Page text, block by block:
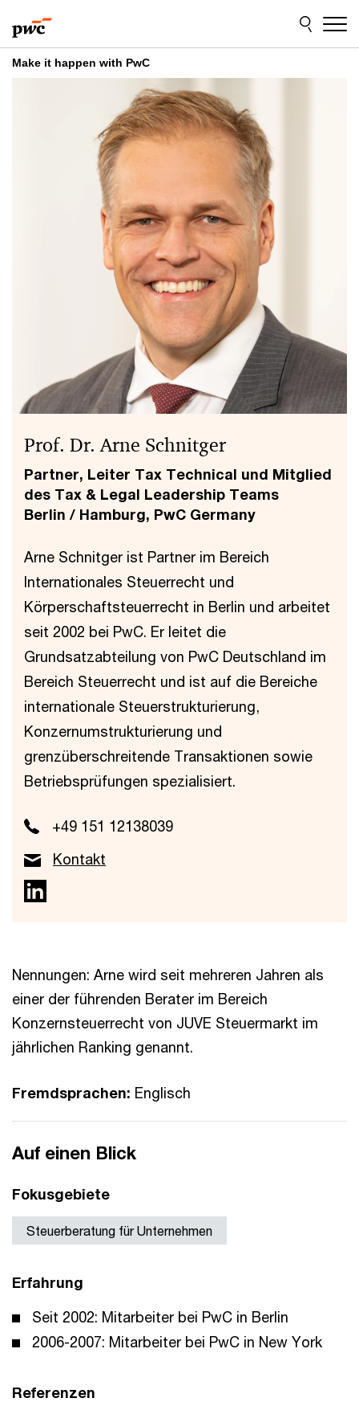
to
content
to
footer
Make it happen with PwC
Prof. Dr. Arne Schnitger
Partner, Leiter Tax Technical und Mitglied
des Tax & Legal Leadership Teams
Berlin / Hamburg, PwC Germany
Arne Schnitger ist Partner im Bereich
Internationales Steuerrecht und
Körperschaftsteuerrecht in Berlin und arbeitet
seit 2002 bei PwC. Er leitet die
Grundsatzabteilung von PwC Deutschland im
Bereich Steuerrecht und ist auf die Bereiche
internationale Steuerstrukturierung,
Konzernumstrukturierung und
grenzüberschreitende Transaktionen sowie
Betriebsprüfungen spezialisiert.
+49 151 12138039
Kontakt
Nennungen: Arne wird seit mehreren Jahren als
einer der führenden Berater im Bereich
Konzernsteuerrecht von JUVE Steuermarkt im
jährlichen Ranking genannt.
Fremdsprachen: Englisch
Auf einen Blick
Fokusgebiete
Steuerberatung für Unternehmen
Erfahrung
Seit 2002: Mitarbeiter bei PwC in Berlin
2006-2007: Mitarbeiter bei PwC in New York
Referenzen